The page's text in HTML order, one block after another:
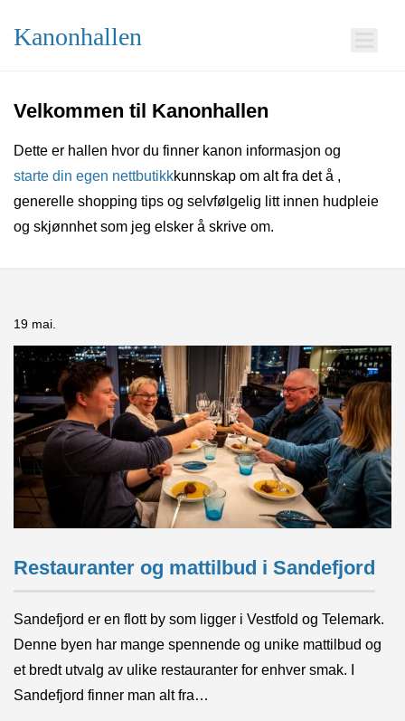
Kanonhallen
Velkommen til Kanonhallen
Dette er hallen hvor du finner kanon informasjon og
kunnskap om alt fra det å
starte din egen nettbutikk
,
generelle shopping tips og selvfølgelig litt innen hudpleie
og skjønnhet som jeg elsker å skrive om.
19 mai.
Restauranter og mattilbud i Sandefjord
Sandefjord er en flott by som ligger i Vestfold og Telemark.
Denne byen har mange spennende og unike mattilbud og
et bredt utvalg av ulike restauranter for enhver smak. I
Sandefjord finner man alt fra…